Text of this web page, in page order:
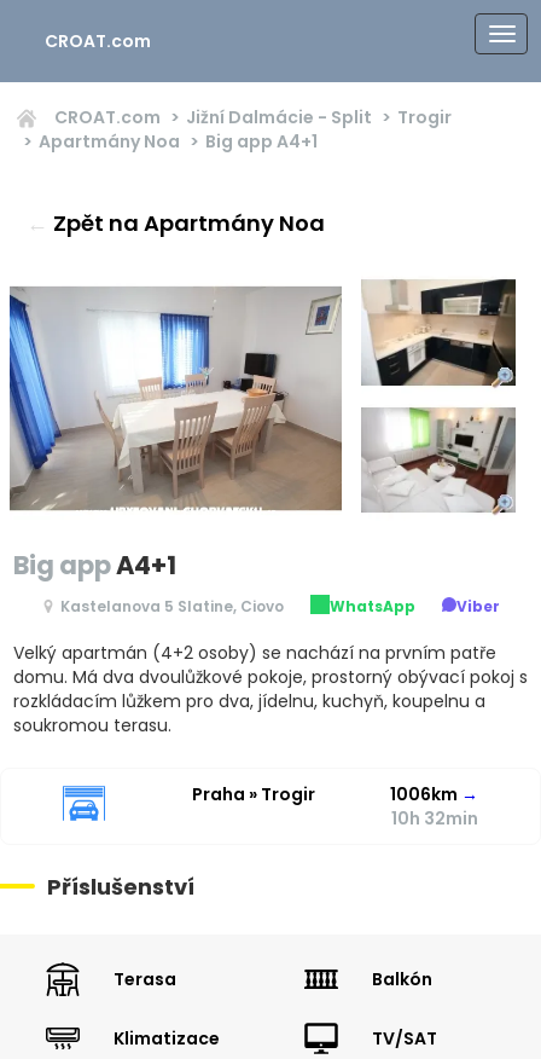
CROAT.com
CROAT.com Jižní Dalmácie - Split
Trogir
Apartmány Noa
Big app A4+1
← Zpět na Apartmány Noa
Big appA4+1
Kastelanova 5 Slatine, Ciovo WhatsApp Viber
Velký apartmán (4+2 osoby) se nachází na prvním patře
domu. Má dva dvoulůžkové pokoje, prostorný obývací pokoj s
rozkládacím lůžkem pro dva, jídelnu, kuchyň, koupelnu a
soukromou terasu.
Praha » Trogir 1006km →
10h 32min
Příslušenství
Terasa Balkón
Klimatizace TV/SAT